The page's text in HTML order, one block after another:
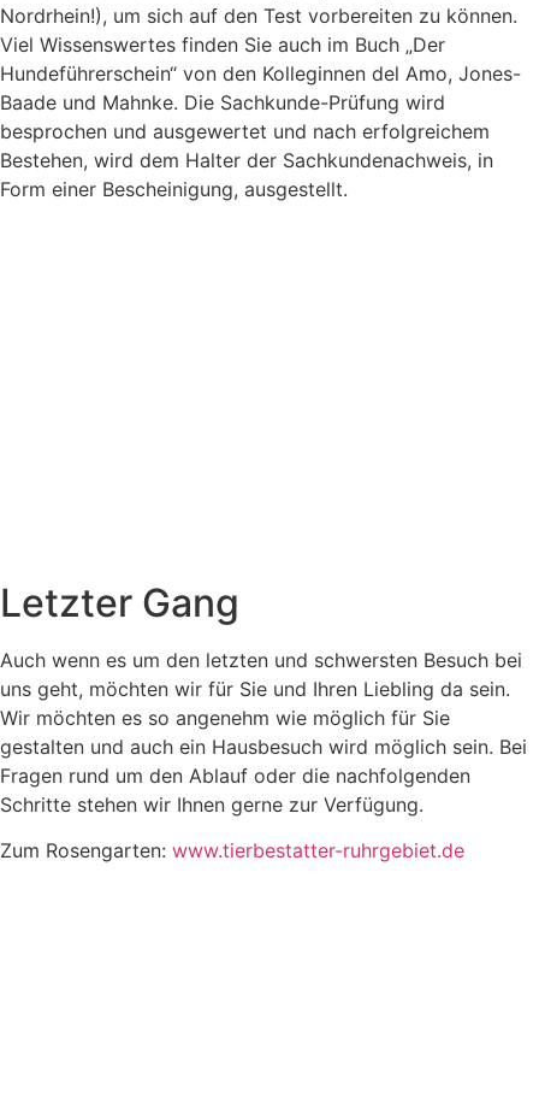
Nordrhein!), um sich auf den Test vorbereiten zu können.
Viel Wissenswertes finden Sie auch im Buch „Der
Hundeführerschein“ von den Kolleginnen del Amo, Jones-
Baade und Mahnke. Die Sachkunde-Prüfung wird
besprochen und ausgewertet und nach erfolgreichem
Bestehen, wird dem Halter der Sachkundenachweis, in
Form einer Bescheinigung, ausgestellt.
Letzter Gang
Auch wenn es um den letzten und schwersten Besuch bei
uns geht, möchten wir für Sie und Ihren Liebling da sein.
Wir möchten es so angenehm wie möglich für Sie
gestalten und auch ein Hausbesuch wird möglich sein. Bei
Fragen rund um den Ablauf oder die nachfolgenden
Schritte stehen wir Ihnen gerne zur Verfügung.
Zum Rosengarten: www.tierbestatter-ruhrgebiet.de